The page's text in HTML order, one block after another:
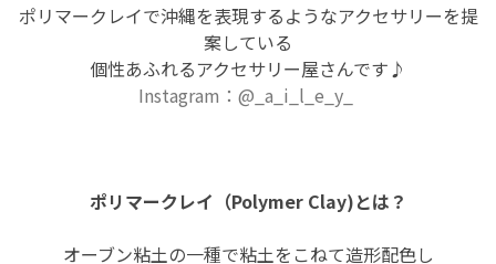
ポリマークレイで沖縄を表現するようなアクセサリーを提
案している
個性あふれるアクセサリー屋さんです♪
Instagram： @_a_i_l_e_y_
ポリマークレイ（Polymer Clay)とは？
オーブン粘土の一種で粘土をこねて造形配色し